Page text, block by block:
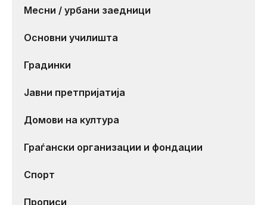
Месни / урбани заедници
Основни училишта
Градинки
Јавни претпријатија
Домови на култура
Граѓански организации и фондации
Спорт
Прописи